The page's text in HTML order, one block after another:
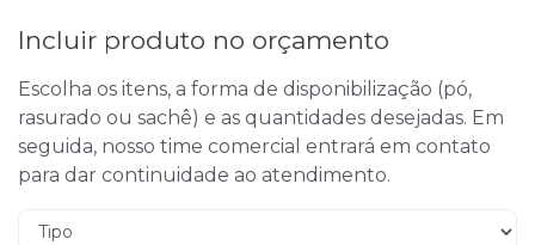
Incluir produto no orçamento
Escolha os itens, a forma de disponibilização (pó,
rasurado ou sachê) e as quantidades desejadas. Em
seguida, nosso time comercial entrará em contato
para dar continuidade ao atendimento.